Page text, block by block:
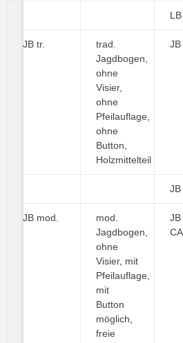
JB tr.
trad.
Jagdbogen,
ohne
Visier,
ohne
Pfeilauflage,
ohne
Button,
Holzmittelteil
JB
JB
JB mod.
mod.
Jagdbogen,
ohne
Visier, mit
Pfeilauflage,
mit
Button
möglich,
freie
JB
CA